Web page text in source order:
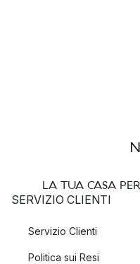
LA TUA CASA
SERVIZIO CLIENTI
Servizio Clienti
Politica sui Resi